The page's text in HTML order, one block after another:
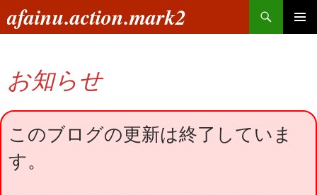
ン
へ
ス
キ
プ
afainu.action.mark2
索
お知らせ
このブログの更新は終了していま
す。